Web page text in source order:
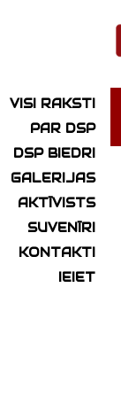
VISI RAKSTI
PAR DSP
DSP BIEDRI
GALERIJAS
AKTĪVISTS
SUVENĪRI
KONTAKTI
IEIET